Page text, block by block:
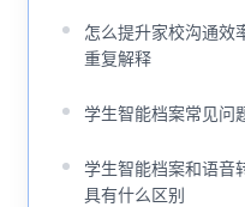
怎么提升家校沟通效
重复解释
学生智能档案常见问
学生智能档案和语音
具有什么区别